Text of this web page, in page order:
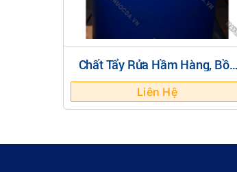
Chất Tẩy Rửa Hầm Hàng, Bồn
Chứa Tàu Biển ( Apex -480)
Liên Hệ